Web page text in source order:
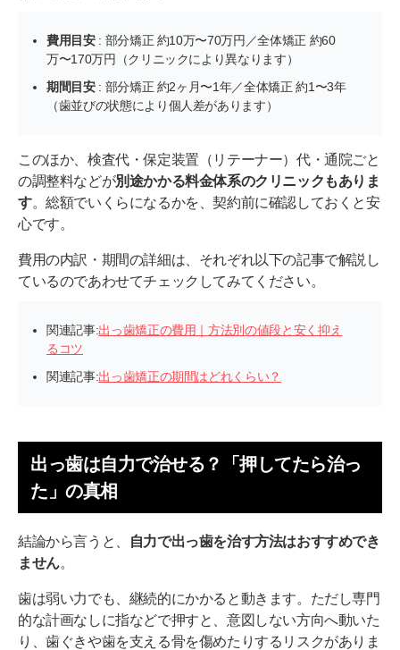
費用目安: 部分矯正 約10万〜70万円／全体矯正 約60
万〜170万円（クリニックにより異なります）
期間目安: 部分矯正 約2ヶ月〜1年／全体矯正 約1〜3年
（歯並びの状態により個人差があります）
このほか、検査代・保定装置（リテーナー）代・通院ごと
の調整料などが別途かかる料金体系のクリニックもありま
す。総額でいくらになるかを、契約前に確認しておくと安
心です。
費用の内訳・期間の詳細は、それぞれ以下の記事で解説し
ているのであわせてチェックしてみてください。
関連記事:出っ歯矯正の費用｜方法別の値段と安く抑え
るコツ
関連記事:出っ歯矯正の期間はどれくらい？
出っ歯は自力で治せる？「押してたら治っ
た」の真相
結論から言うと、
自力で出っ歯を治す方法はおすすめでき
ません。
歯は弱い力でも、継続的にかかると動きます。ただし専門
的な計画なしに指などで押すと、意図しない方向へ動いた
り、歯ぐきや歯を支える骨を傷めたりするリスクがありま